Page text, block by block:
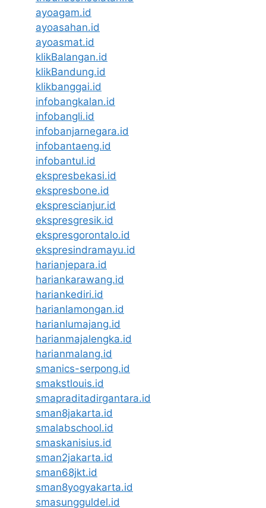
ayoagam.id
ayoasahan.id
ayoasmat.id
klikBalangan.id
klikBandung.id
klikbanggai.id
infobangkalan.id
infobangli.id
infobanjarnegara.id
infobantaeng.id
infobantul.id
ekspresbekasi.id
ekspresbone.id
eksprescianjur.id
ekspresgresik.id
ekspresgorontalo.id
ekspresindramayu.id
harianjepara.id
hariankarawang.id
hariankediri.id
harianlamongan.id
harianlumajang.id
harianmajalengka.id
harianmalang.id
smanics-serpong.id
smakstlouis.id
smapraditadirgantara.id
sman8jakarta.id
smalabschool.id
smaskanisius.id
sman2jakarta.id
sman68jkt.id
sman8yogyakarta.id
smasungguldel.id